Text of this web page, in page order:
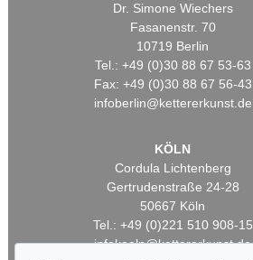
Dr. Simone Wiechers
Fasanenstr. 70
10719 Berlin
Tel.: +49 (0)30 88 67 53-63
Fax: +49 (0)30 88 67 56-43
infoberlin@kettererkunst.de
KÖLN
Cordula Lichtenberg
Gertrudenstraße 24-28
50667 Köln
Tel.: +49 (0)221 510 908-15
infokoeln@kettererkunst.de